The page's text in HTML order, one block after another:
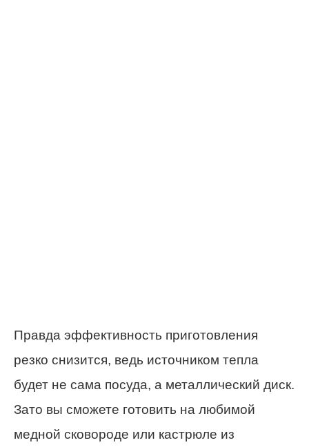
Правда эффективность приготовления
резко снизится, ведь источником тепла
будет не сама посуда, а металлический диск.
Зато вы сможете готовить на любимой
медной сковороде или кастрюле из